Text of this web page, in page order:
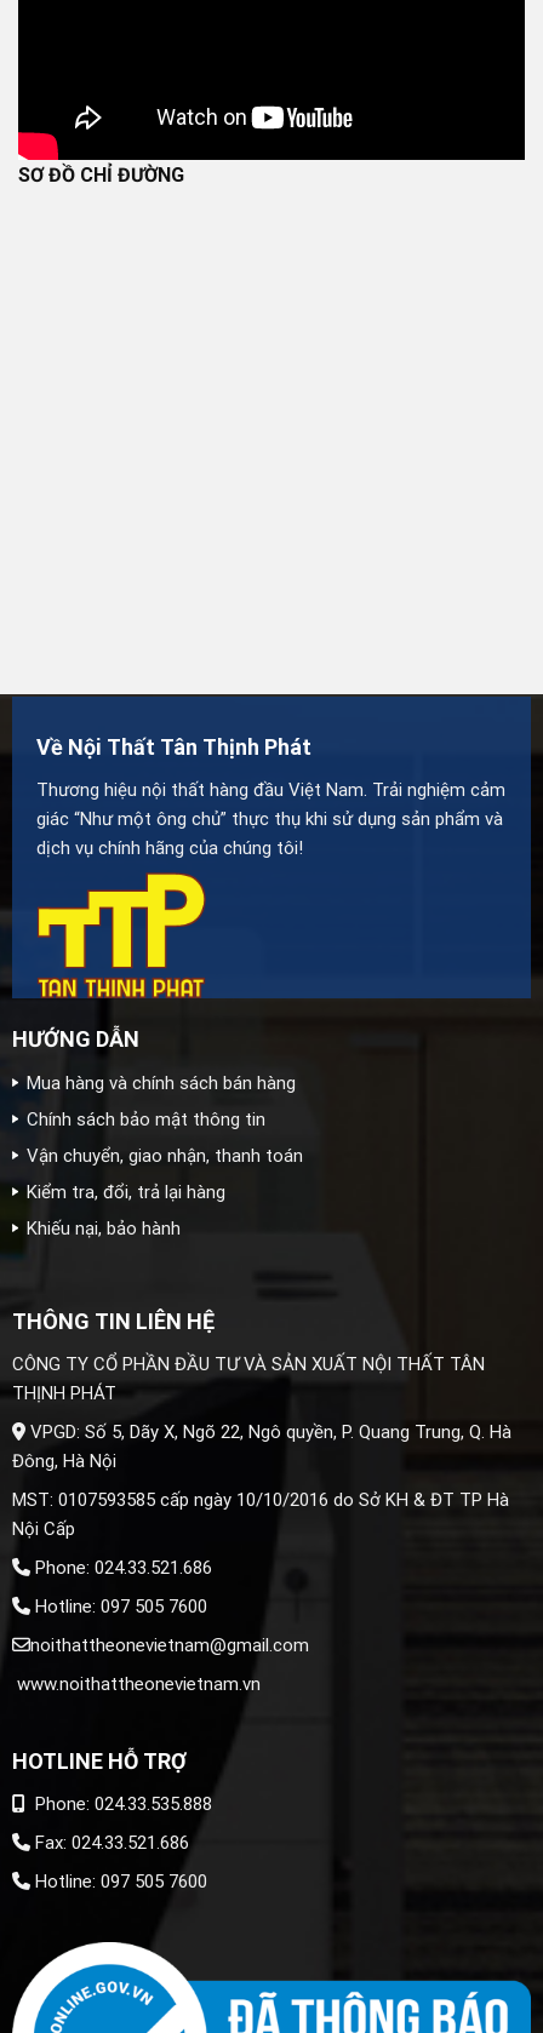
SƠ ĐỒ CHỈ ĐƯỜNG
Về Nội Thất Tân Thịnh Phát
Thương hiệu nội thất hàng đầu Việt Nam. Trải nghiệm cảm
giác “Như một ông chủ” thực thụ khi sử dụng sản phẩm và
dịch vụ chính hãng của chúng tôi!
HƯỚNG DẪN
Mua hàng và chính sách bán hàng
Chính sách bảo mật thông tin
Vận chuyển, giao nhận, thanh toán
Kiểm tra, đổi, trả lại hàng
Khiếu nại, bảo hành
THÔNG TIN LIÊN HỆ
CÔNG TY CỔ PHẦN ĐẦU TƯ VÀ SẢN XUẤT NỘI THẤT TÂN
THỊNH PHÁT
VPGD: Số 5, Dãy X, Ngõ 22, Ngô quyền, P. Quang Trung, Q. Hà
Đông, Hà Nội
MST: 0107593585 cấp ngày 10/10/2016 do Sở KH & ĐT TP Hà
Nội Cấp
Phone: 024.33.521.686
Hotline: 097 505 7600
noithattheonevietnam@gmail.com
www.noithattheonevietnam.vn
HOTLINE HỖ TRỢ
Phone: 024.33.535.888
Fax: 024.33.521.686
Hotline: 097 505 7600